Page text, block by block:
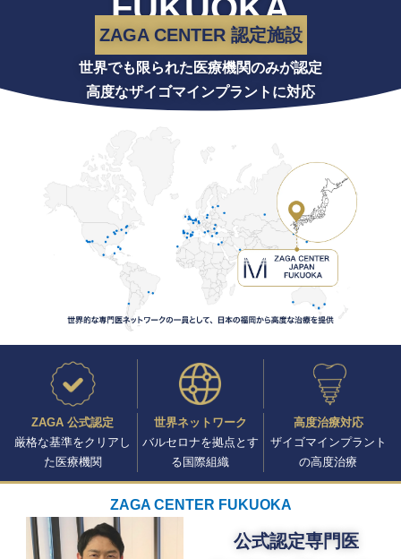
FUKUOKA
ZAGA CENTER 認定施設
世界でも限られた医療機関のみが認定
高度なザイゴマインプラントに対応
ZAGA 公式認定
厳格な基準をクリアし
た医療機関
世界ネットワーク
バルセロナを拠点とす
る国際組織
高度治療対応
ザイゴマインプラント
の高度治療
ZAGA CENTER FUKUOKA
公式認定専門医